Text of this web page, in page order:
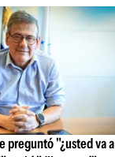
preguntó "¿usted va a